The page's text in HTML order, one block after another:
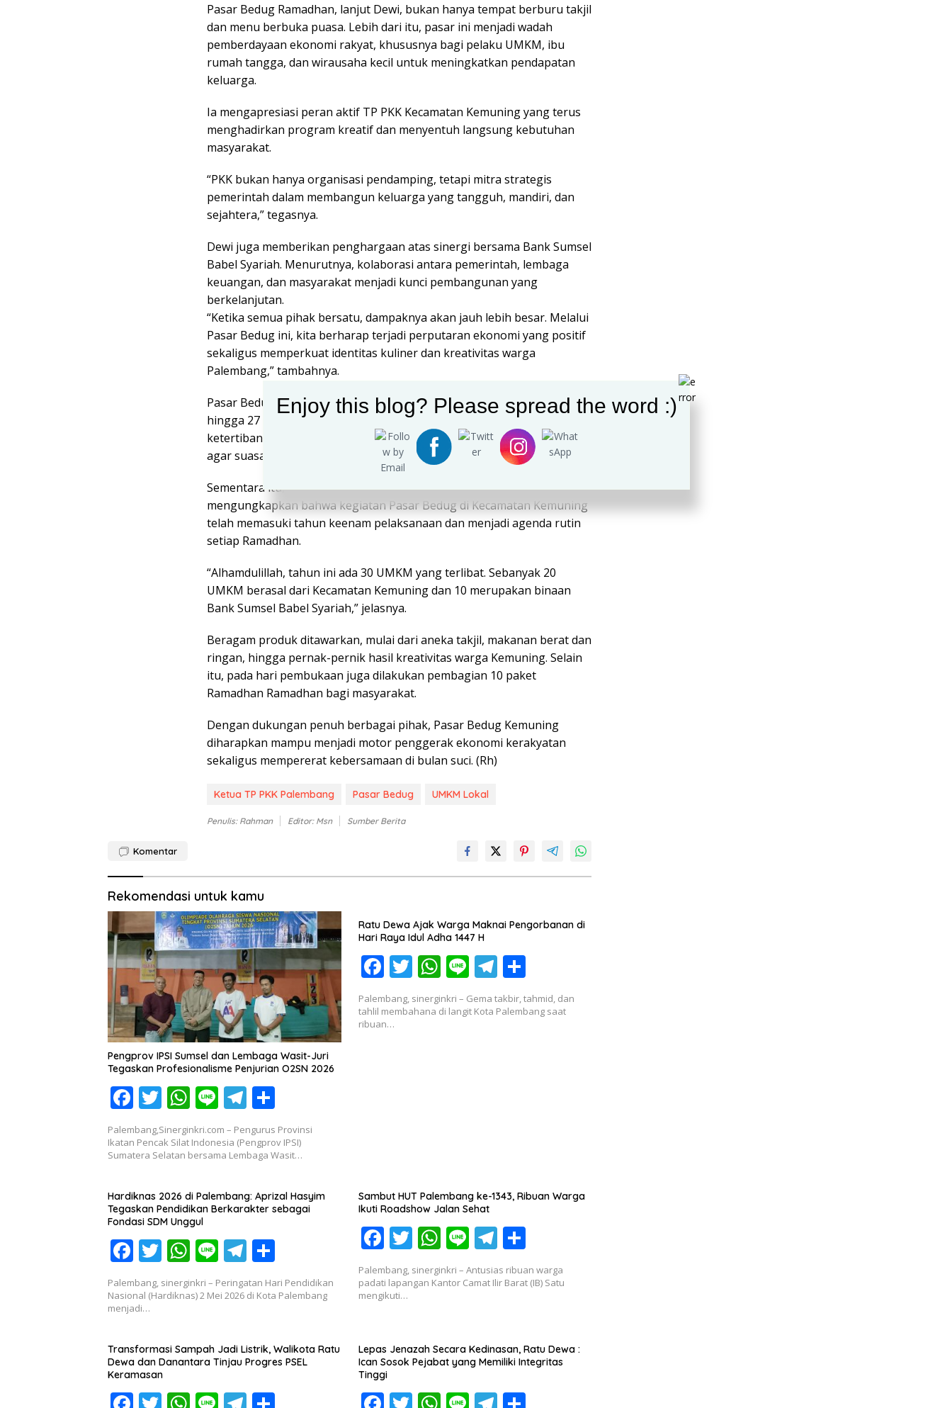
Pasar Bedug Ramadhan, lanjut Dewi, bukan hanya tempat berburu takjil
dan menu berbuka puasa. Lebih dari itu, pasar ini menjadi wadah
pemberdayaan ekonomi rakyat, khususnya bagi pelaku UMKM, ibu
rumah tangga, dan wirausaha kecil untuk meningkatkan pendapatan
keluarga.
Ia mengapresiasi peran aktif TP PKK Kecamatan Kemuning yang terus
menghadirkan program kreatif dan menyentuh langsung kebutuhan
masyarakat.
“PKK bukan hanya organisasi pendamping, tetapi mitra strategis
pemerintah dalam membangun keluarga yang tangguh, mandiri, dan
sejahtera,” tegasnya.
Dewi juga memberikan penghargaan atas sinergi bersama Bank Sumsel
Babel Syariah. Menurutnya, kolaborasi antara pemerintah, lembaga
keuangan, dan masyarakat menjadi kunci pembangunan yang
berkelanjutan.
“Ketika semua pihak bersatu, dampaknya akan jauh lebih besar. Melalui
Pasar Bedug ini, kita berharap terjadi perputaran ekonomi yang positif
sekaligus memperkuat identitas kuliner dan kreativitas warga
Palembang,” tambahnya.
Pasar Bedug Ramadhan 1447 H ini digelar selama tiga hari, mulai 25
hingga 27 Februari 2026. Masyarakat diimbau untuk menjaga
ketertiban, kebersihan, dan kenyamanan selama kegiatan berlangsung
agar suasana tetap aman dan penuh keberkahan.
Sementara itu, Camat Kemuning, Dr. Amiruddin Sandy, S.STP., M.Si.,
mengungkapkan bahwa kegiatan Pasar Bedug di Kecamatan Kemuning
telah memasuki tahun keenam pelaksanaan dan menjadi agenda rutin
setiap Ramadhan.
“Alhamdulillah, tahun ini ada 30 UMKM yang terlibat. Sebanyak 20
UMKM berasal dari Kecamatan Kemuning dan 10 merupakan binaan
Bank Sumsel Babel Syariah,” jelasnya.
Beragam produk ditawarkan, mulai dari aneka takjil, makanan berat dan
ringan, hingga pernak-pernik hasil kreativitas warga Kemuning. Selain
itu, pada hari pembukaan juga dilakukan pembagian 10 paket
Ramadhan Ramadhan bagi masyarakat.
Dengan dukungan penuh berbagai pihak, Pasar Bedug Kemuning
diharapkan mampu menjadi motor penggerak ekonomi kerakyatan
sekaligus mempererat kebersamaan di bulan suci. (Rh)
Ketua TP PKK Palembang Pasar Bedug UMKM Lokal
Penulis: Rahman Editor: Msn Sumber Berita
Komentar
Rekomendasi untuk kamu
Pengprov IPSI Sumsel dan Lembaga Wasit-Juri
Tegaskan Profesionalisme Penjurian O2SN 2026
F
ac
e
b
o
o
k
T
w
itt
er
W
h
at
s
A
p
p
Li
n
e
T
el
e
gr
a
m
h
ar
e
Palembang,Sinerginkri.com – Pengurus Provinsi
Ikatan Pencak Silat Indonesia (Pengprov IPSI)
Sumatera Selatan bersama Lembaga Wasit…
Ratu Dewa Ajak Warga Maknai Pengorbanan di
Hari Raya Idul Adha 1447 H
F
ac
e
b
T
w
itt
W
h
at
Li
n
e
T
el
e
S
h
ar
Palembang, sinerginkri – Gema takbir, tahmid, dan
tahlil membahana di langit Kota Palembang saat
ribuan…
Hardiknas 2026 di Palembang: Aprizal Hasyim
Tegaskan Pendidikan Berkarakter sebagai
Fondasi SDM Unggul
F
ac
e
b
o
o
k
T
w
itt
W
h
at
A
p
p
Li
n
e
T
el
e
a
m
h
ar
Palembang, sinerginkri – Peringatan Hari Pendidikan
Nasional (Hardiknas) 2 Mei 2026 di Kota Palembang
menjadi…
Sambut HUT Palembang ke-1343, Ribuan Warga
Ikuti Roadshow Jalan Sehat
F
ac
e
b
o
k
T
w
itt
W
h
at
p
p
Li
n
e
T
el
e
m
S
h
ar
Palembang, sinerginkri – Antusias ribuan warga
padati lapangan Kantor Camat Ilir Barat (IB) Satu
mengikuti…
Transformasi Sampah Jadi Listrik, Walikota Ratu
Dewa dan Danantara Tinjau Progres PSEL
Keramasan
Lepas Jenazah Secara Kedinasan, Ratu Dewa :
Ican Sosok Pejabat yang Memiliki Integritas
Tinggi
Enjoy this blog? Please spread the word :)